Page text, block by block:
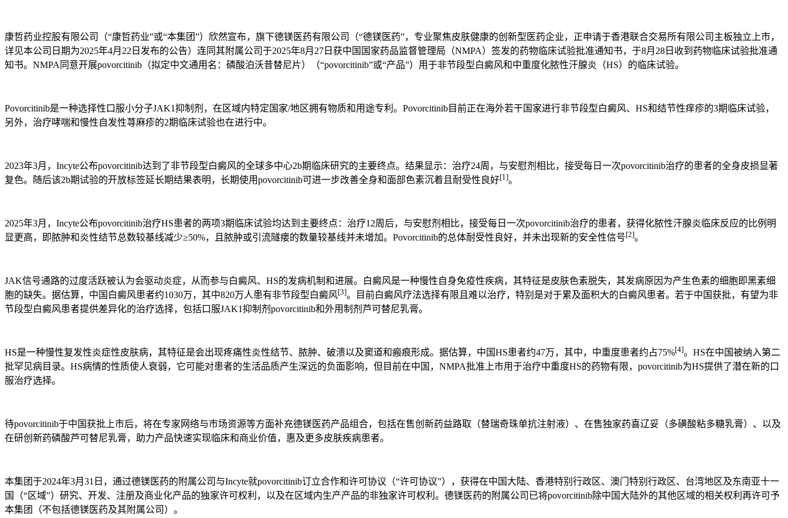
康哲药业控股有限公司（“康哲药业”或“本集团”）欣然宣布，旗下德镁医药有限公司（“德镁医药”，专业聚焦皮肤健康的创新型医药企业，正申请于香港联合交易所有限公司主板独立上市，
详见本公司日期为2025年4月22日发布的公告）连同其附属公司于2025年8月27日获中国国家药品监督管理局（NMPA）签发的药物临床试验批准通知书，于8月28日收到药物临床试验批准通
知书。NMPA同意开展povorcitinib（拟定中文通用名：磷酸泊沃昔替尼片）（“povorcitinib”或“产品”）用于非节段型白癜风和中重度化脓性汗腺炎（HS）的临床试验。
Povorcitinib是一种选择性口服小分子JAK1抑制剂，在区域内特定国家/地区拥有物质和用途专利。Povorcitinib目前正在海外若干国家进行非节段型白癜风、HS和结节性痒疹的3期临床试验，
另外，治疗哮喘和慢性自发性荨麻疹的2期临床试验也在进行中。
2023年3月，Incyte公布povorcitinib达到了非节段型白癜风的全球多中心2b期临床研究的主要终点。结果显示：治疗24周，与安慰剂相比，接受每日一次povorcitinib治疗的患者的全身皮损显著
复色。随后该2b期试验的开放标签延长期结果表明，长期使用povorcitinib可进一步改善全身和面部色素沉着且耐受性良好[1]。
2025年3月，Incyte公布povorcitinib治疗HS患者的两项3期临床试验均达到主要终点：治疗12周后，与安慰剂相比，接受每日一次povorcitinib治疗的患者，获得化脓性汗腺炎临床反应的比例明
显更高，即脓肿和炎性结节总数较基线减少≥50%，且脓肿或引流隧瘘的数量较基线并未增加。Povorcitinib的总体耐受性良好，并未出现新的安全性信号[2]。
JAK信号通路的过度活跃被认为会驱动炎症，从而参与白癜风、HS的发病机制和进展。白癜风是一种慢性自身免疫性疾病，其特征是皮肤色素脱失，其发病原因为产生色素的细胞即黑素细
胞的缺失。据估算，中国白癜风患者约1030万，其中820万人患有非节段型白癜风[3]。目前白癜风疗法选择有限且难以治疗，特别是对于累及面积大的白癜风患者。若于中国获批，有望为非
节段型白癜风患者提供差异化的治疗选择，包括口服JAK1抑制剂povorcitinib和外用制剂芦可替尼乳膏。
HS是一种慢性复发性炎症性皮肤病，其特征是会出现疼痛性炎性结节、脓肿、破溃以及窦道和瘢痕形成。据估算，中国HS患者约47万，其中，中重度患者约占75%[4]。HS在中国被纳入第二
批罕见病目录。HS病情的性质使人衰弱，它可能对患者的生活品质产生深远的负面影响，但目前在中国，NMPA批准上市用于治疗中重度HS的药物有限，povorcitinib为HS提供了潜在新的口
服治疗选择。
待povorcitinib于中国获批上市后，将在专家网络与市场资源等方面补充德镁医药产品组合，包括在售创新药益路取（替瑞奇珠单抗注射液）、在售独家药喜辽妥（多磺酸粘多糖乳膏）、以及
在研创新药磷酸芦可替尼乳膏，助力产品快速实现临床和商业价值，惠及更多皮肤疾病患者。
本集团于2024年3月31日，通过德镁医药的附属公司与Incyte就povorcitinib订立合作和许可协议（“许可协议”），获得在中国大陆、香港特别行政区、澳门特别行政区、台湾地区及东南亚十一
国（“区域”）研究、开发、注册及商业化产品的独家许可权利，以及在区域内生产产品的非独家许可权利。德镁医药的附属公司已将povorcitinib除中国大陆外的其他区域的相关权利再许可予
本集团（不包括德镁医药及其附属公司）。